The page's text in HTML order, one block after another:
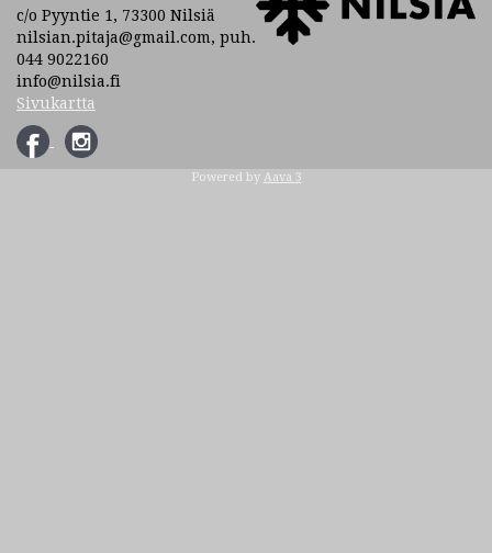
c/o Pyyntie 1, 73300 Nilsiä
nilsian.pitaja@gmail.com, puh.
044 9022160
info@nilsia.fi
Sivukartta
Powered by Aava 3